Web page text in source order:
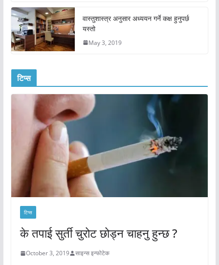
वास्तुशास्त्र अनुसार अध्ययन गर्ने कक्ष हुनुपर्छ
यस्तो
May 3, 2019
टिप्स
टिप्स
के तपाई सुर्ती चुरोट छोड्न चाहनु हुन्छ ?
October 3, 2019 साइन्स इन्फोटेक